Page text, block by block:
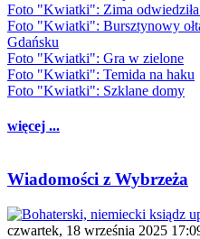
Foto "Kwiatki": Zima
Foto "Kwiatki": Bursztynowy
Gdańsku
Foto "Kwiatki": Gra w zielone
Foto "Kwiatki": Temida na haku
Foto "Kwiatki": Szklane domy
więcej ...
Wiadomości z Wybrzeża
czwartek, 18 września 2025